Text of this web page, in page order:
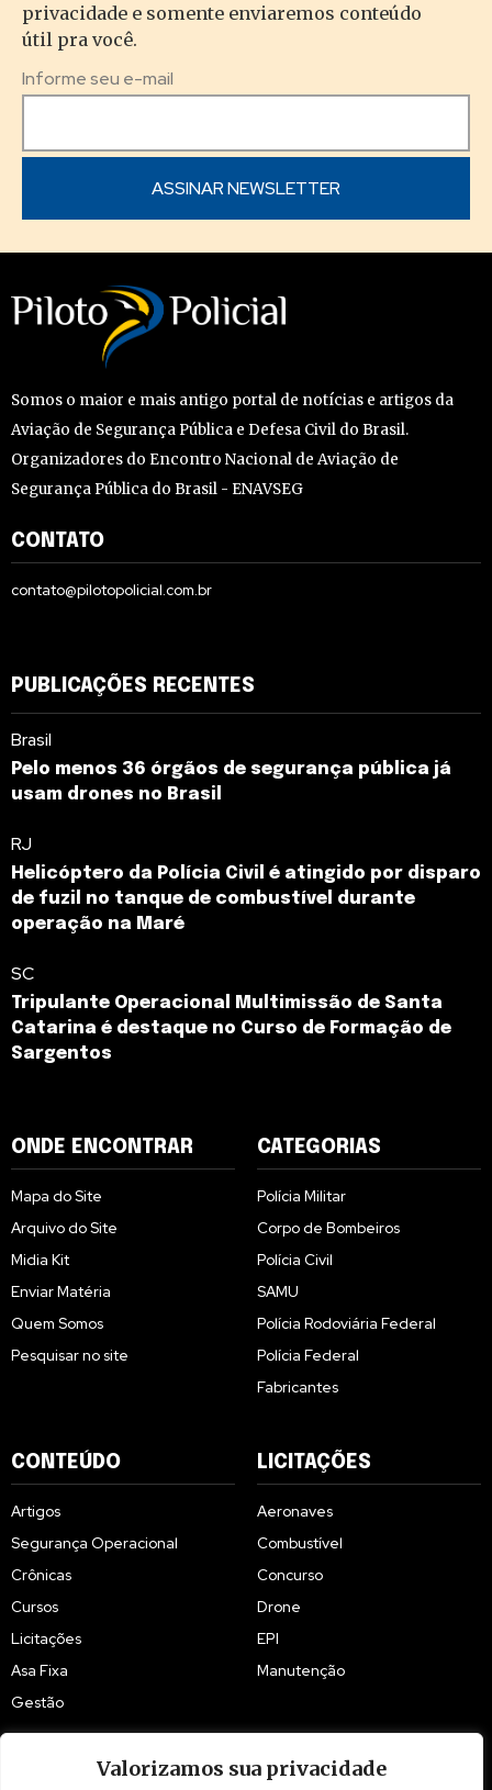
Valorizamos sua privacidade
privacidade e somente enviaremos conteúdo
útil pra você.
Informe seu e-mail
Somos o maior e mais antigo portal de notícias e artigos da
Aviação de Segurança Pública e Defesa Civil do Brasil.
Organizadores do Encontro Nacional de Aviação de
Segurança Pública do Brasil - ENAVSEG
CONTATO
contato@pilotopolicial.com.br
PUBLICAÇÕES RECENTES
Brasil
Pelo menos 36 órgãos de segurança pública já
usam drones no Brasil
RJ
Helicóptero da Polícia Civil é atingido por disparo
de fuzil no tanque de combustível durante
operação na Maré
SC
Tripulante Operacional Multimissão de Santa
Catarina é destaque no Curso de Formação de
Sargentos
ONDE ENCONTRAR
Mapa do Site
Arquivo do Site
Midia Kit
Enviar Matéria
Quem Somos
Pesquisar no site
CATEGORIAS
Polícia Militar
Corpo de Bombeiros
Polícia Civil
SAMU
Polícia Rodoviária Federal
Polícia Federal
Fabricantes
CONTEÚDO
Artigos
Segurança Operacional
Crônicas
Cursos
Licitações
Asa Fixa
Gestão
LICITAÇÕES
Aeronaves
Combustível
Concurso
Drone
EPI
Manutenção